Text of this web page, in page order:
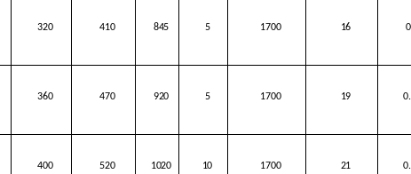
320 410 845 5 1700 16
360 470 920 5 1700 19
400 520 1020 10 1700 21